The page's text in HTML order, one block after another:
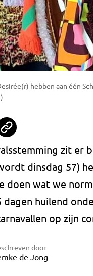
hebben aan één
zit er
dinsdag 57)
doen wat we
dagen huilend
op zijn
door
de Jong